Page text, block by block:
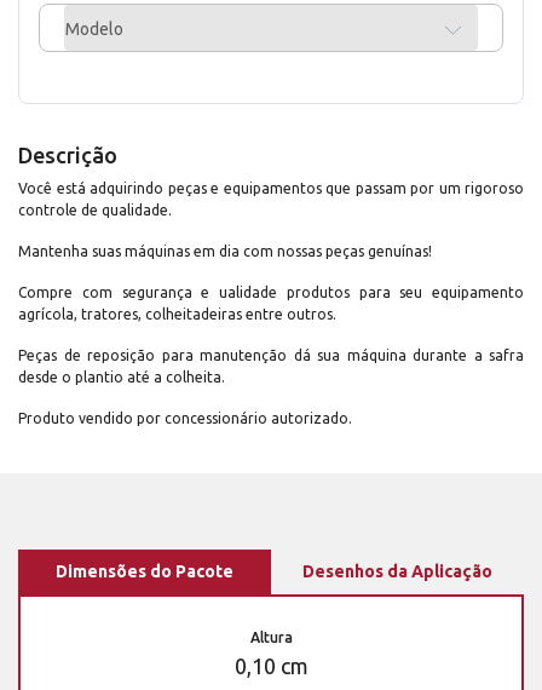
Modelo
Descrição
Você está adquirindo peças e equipamentos que passam por um rigoroso
controle de qualidade.
Mantenha suas máquinas em dia com nossas peças genuínas!
Compre com segurança e ualidade produtos para seu equipamento
agrícola, tratores, colheitadeiras entre outros.
Peças de reposição para manutenção dá sua máquina durante a safra
desde o plantio até a colheita.
Produto vendido por concessionário autorizado.
Dimensões do Pacote Desenhos da Aplicação
Altura
0,10 cm